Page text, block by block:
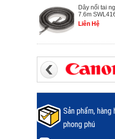
Dây nối tai
7.6m
Liên Hệ
Sản phẩm, hàng
phong phú